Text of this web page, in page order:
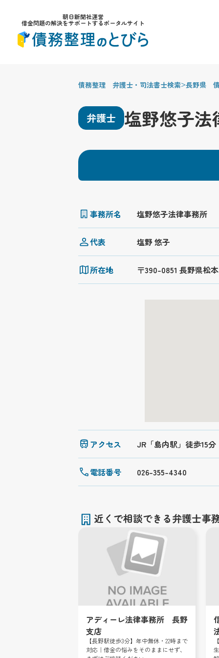
朝日新聞社運営
借金問題の解決をサポートするポータルサイト
債務整理 弁護士・司法書士検索>長野県
弁護士 塩野悠子法
事務所名 塩野悠子法律事務所
代表 塩野 悠子
所在地 〒390-0851 長野県松
アクセス JR「島内駅」徒歩15分
電話番号 026-355-4340
近くで相談できる弁護士事
アディーレ法律事務所 長野
支店
【長野駅徒歩3分】年中無休・22時まで
対応｜借金の悩みをそのままにせず、